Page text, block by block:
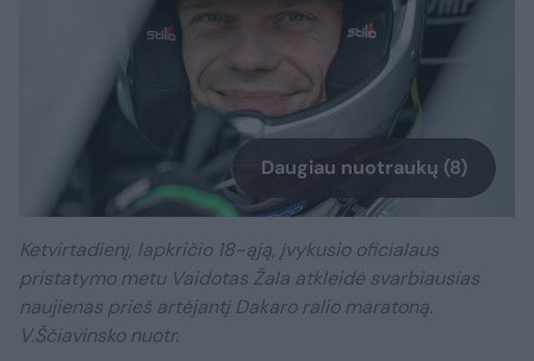
Daugiau nuotraukų (8)
Ketvirtadienį, lapkričio 18-ąją, įvykusio oficialaus
pristatymo metu Vaidotas Žala atkleidė svarbiausias
naujienas prieš artėjantį Dakaro ralio maratoną.
V.Ščiavinsko nuotr.